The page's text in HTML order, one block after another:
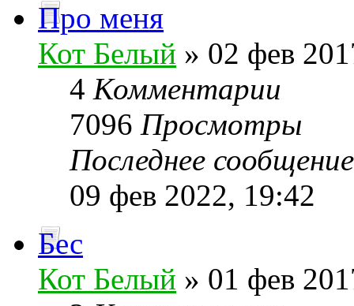
Про меня
Кот Белый » 02 фев
4 Комментарии
7096 Просмотры
Последнее
09 фев 2022, 19:42
Бес
Кот Белый » 01 фев